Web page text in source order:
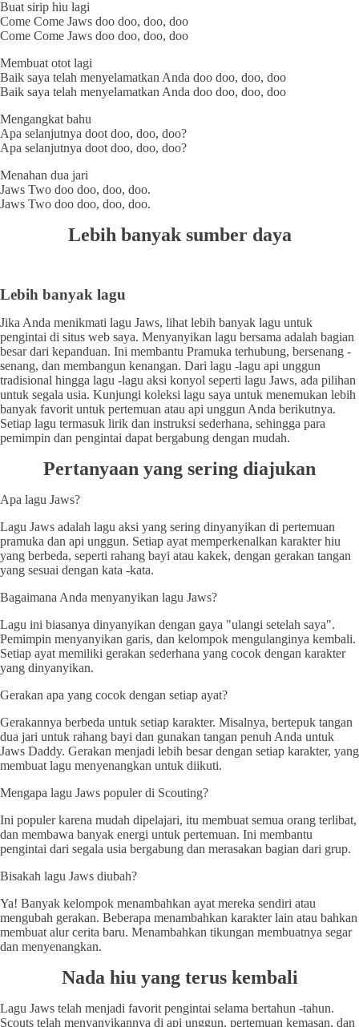
Buat sirip hiu lagi
Come Come Jaws doo doo, doo, doo
Come Come Jaws doo doo, doo, doo
Membuat otot lagi
Baik saya telah menyelamatkan Anda doo doo, doo, doo
Baik saya telah menyelamatkan Anda doo doo, doo, doo
Mengangkat bahu
Apa selanjutnya doot doo, doo, doo?
Apa selanjutnya doot doo, doo, doo?
Menahan dua jari
Jaws Two doo doo, doo, doo.
Jaws Two doo doo, doo, doo.
Lebih banyak sumber daya
Lebih banyak lagu
Jika Anda menikmati lagu Jaws, lihat lebih banyak lagu untuk
pengintai di situs web saya. Menyanyikan lagu bersama adalah bagian
besar dari kepanduan. Ini membantu Pramuka terhubung, bersenang -
senang, dan membangun kenangan. Dari lagu -lagu api unggun
tradisional hingga lagu -lagu aksi konyol seperti lagu Jaws, ada pilihan
untuk segala usia. Kunjungi koleksi lagu saya untuk menemukan lebih
banyak favorit untuk pertemuan atau api unggun Anda berikutnya.
Setiap lagu termasuk lirik dan instruksi sederhana, sehingga para
pemimpin dan pengintai dapat bergabung dengan mudah.
Pertanyaan yang sering diajukan
Apa lagu Jaws?
Lagu Jaws adalah lagu aksi yang sering dinyanyikan di pertemuan
pramuka dan api unggun. Setiap ayat memperkenalkan karakter hiu
yang berbeda, seperti rahang bayi atau kakek, dengan gerakan tangan
yang sesuai dengan kata -kata.
Bagaimana Anda menyanyikan lagu Jaws?
Lagu ini biasanya dinyanyikan dengan gaya "ulangi setelah saya".
Pemimpin menyanyikan garis, dan kelompok mengulanginya kembali.
Setiap ayat memiliki gerakan sederhana yang cocok dengan karakter
yang dinyanyikan.
Gerakan apa yang cocok dengan setiap ayat?
Gerakannya berbeda untuk setiap karakter. Misalnya, bertepuk tangan
dua jari untuk rahang bayi dan gunakan tangan penuh Anda untuk
Jaws Daddy. Gerakan menjadi lebih besar dengan setiap karakter, yang
membuat lagu menyenangkan untuk diikuti.
Mengapa lagu Jaws populer di Scouting?
Ini populer karena mudah dipelajari, itu membuat semua orang terlibat,
dan membawa banyak energi untuk pertemuan. Ini membantu
pengintai dari segala usia bergabung dan merasakan bagian dari grup.
Bisakah lagu Jaws diubah?
Ya! Banyak kelompok menambahkan ayat mereka sendiri atau
mengubah gerakan. Beberapa menambahkan karakter lain atau bahkan
membuat alur cerita baru. Menambahkan tikungan membuatnya segar
dan menyenangkan.
Nada hiu yang terus kembali
Lagu Jaws telah menjadi favorit pengintai selama bertahun -tahun.
Scouts telah menyanyikannya di api unggun, pertemuan kemasan, dan